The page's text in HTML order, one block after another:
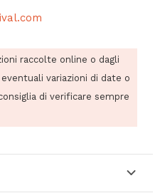
raccolte online o dagli
variazioni di date o
di verificare sempre